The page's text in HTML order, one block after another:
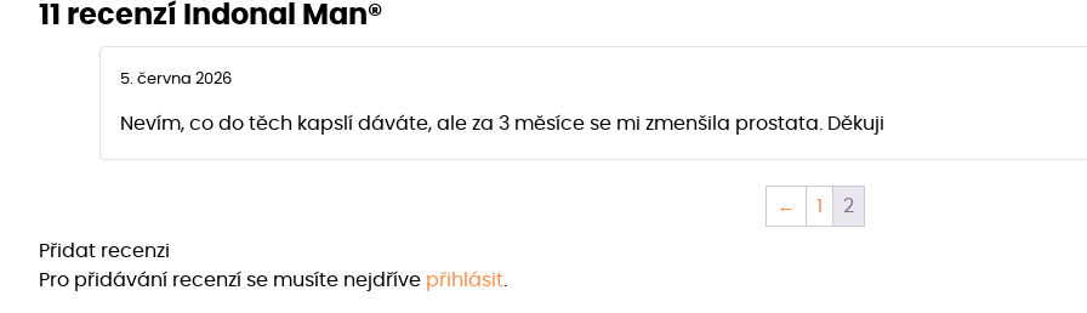
11 recenzí Indonal Man®
5. června 2026
Nevím, co do těch kapslí dáváte, ale za 3 měsíce se mi zmenšila prostata. Děkuji
← 1 2
Přidat recenzi
Pro přidávání recenzí se musíte nejdříve přihlásit